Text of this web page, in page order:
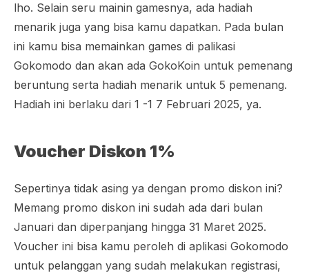
lho. Selain seru mainin gamesnya, ada hadiah
menarik juga yang bisa kamu dapatkan. Pada bulan
ini kamu bisa memainkan games di palikasi
Gokomodo dan akan ada GokoKoin untuk pemenang
beruntung serta hadiah menarik untuk 5 pemenang.
Hadiah ini berlaku dari 1 -1 7 Februari 2025, ya.
Voucher Diskon 1%
Sepertinya tidak asing ya dengan promo diskon ini?
Memang promo diskon ini sudah ada dari bulan
Januari dan diperpanjang hingga 31 Maret 2025.
Voucher ini bisa kamu peroleh di aplikasi Gokomodo
untuk pelanggan yang sudah melakukan registrasi,